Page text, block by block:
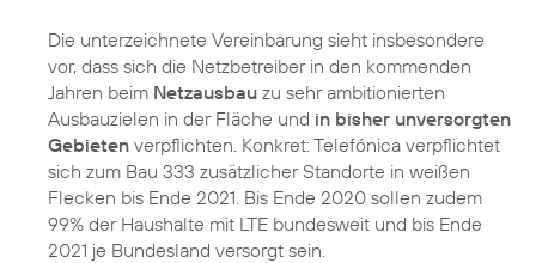
Die unterzeichnete Vereinbarung sieht insbesondere
vor, dass sich die Netzbetreiber in den kommenden
Jahren beim Netzausbau zu sehr ambitionierten
Ausbauzielen in der Fläche und in bisher unversorgten
Gebieten verpflichten. Konkret: Telefónica verpflichtet
sich zum Bau 333 zusätzlicher Standorte in weißen
Flecken bis Ende 2021. Bis Ende 2020 sollen zudem
99% der Haushalte mit LTE bundesweit und bis Ende
2021 je Bundesland versorgt sein.